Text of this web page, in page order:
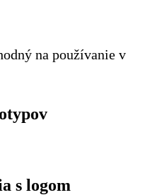
na používanie v
s logom